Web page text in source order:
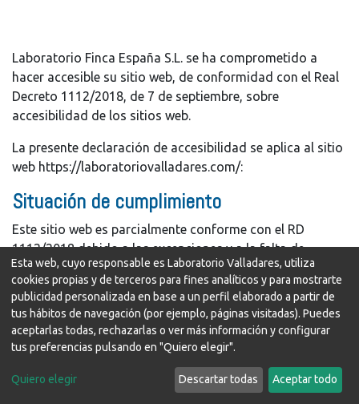
Laboratorio Finca España S.L. se ha comprometido a
hacer accesible su sitio web, de conformidad con el Real
Decreto 1112/2018, de 7 de septiembre, sobre
accesibilidad de los sitios web.
La presente declaración de accesibilidad se aplica al sitio
web https://laboratoriovalladares.com/:
Situación de cumplimiento
Este sitio web es parcialmente conforme con el RD
1112/2018 debido a las excepciones y a la falta de
conformidad de los aspectos que se indican en el
siguiente punto.
Contenido NO accesible
El contenido que se recoge a continuación no es
Esta web, cuyo responsable es Laboratorio Valladares, utiliza
cookies propias y de terceros para fines analíticos y para mostrarte
publicidad personalizada en base a un perfil elaborado a partir de
tus hábitos de navegación (por ejemplo, páginas visitadas). Puedes
aceptarlas todas, rechazarlas o ver más información y configurar
tus preferencias pulsando en "Quiero elegir".
Quiero elegir Descartar todas Aceptar todo